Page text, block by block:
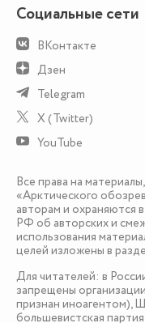
Социальные сети
ВКонтакте
Дзен
Telegram
X (Twitter)
YouTube
Все права на
«Арктического
авторам и охраняются
РФ об авторских и
использования
целей изложены в
Для читателей: в
запрещены
признан иноагентом),
большевистская